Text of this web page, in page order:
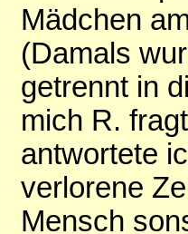
Mädchen
(Damals
getrennt in
mich R.
antwortete
verlorene
Mensch